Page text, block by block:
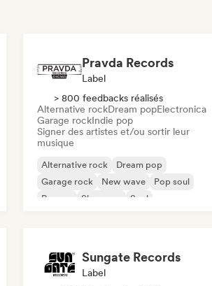
Pravda Records
Label
> 800 feedbacks réalisés
Alternative rockDream popElectronica
Garage rockIndie pop
Signer des artistes et/ou sortir leur
musique
Alternative rock
Dream pop
Garage rock
New wave
Pop soul
Reggae
Shoegaze Soul
Sungate Records
Label